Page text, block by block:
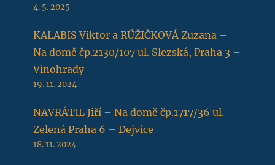
4. 5. 2025
KALABIS Viktor a RŮŽIČKOVÁ Zuzana –
Na domě čp.2130/107 ul. Slezská, Praha 3 –
Vinohrady
19. 11. 2024
NAVRÁTIL Jiří – Na domě čp.1717/36 ul.
Zelená Praha 6 – Dejvice
18. 11. 2024